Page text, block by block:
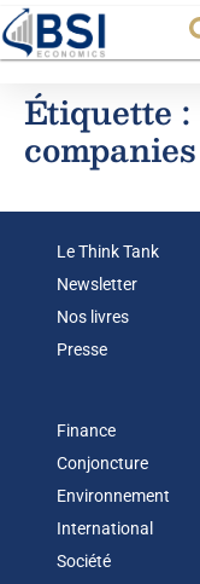
Étiquette :
companies
Le Think Tank
Newsletter
Nos livres
Presse
Finance
Conjoncture
Environnement
International
Société